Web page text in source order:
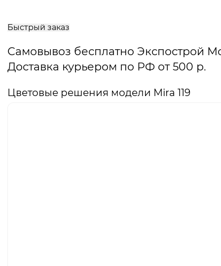
Быстрый заказ
Самовывоз бесплатно Экспострой
Доставка курьером по РФ от 500 р.
Цветовые решения модели Mira 119